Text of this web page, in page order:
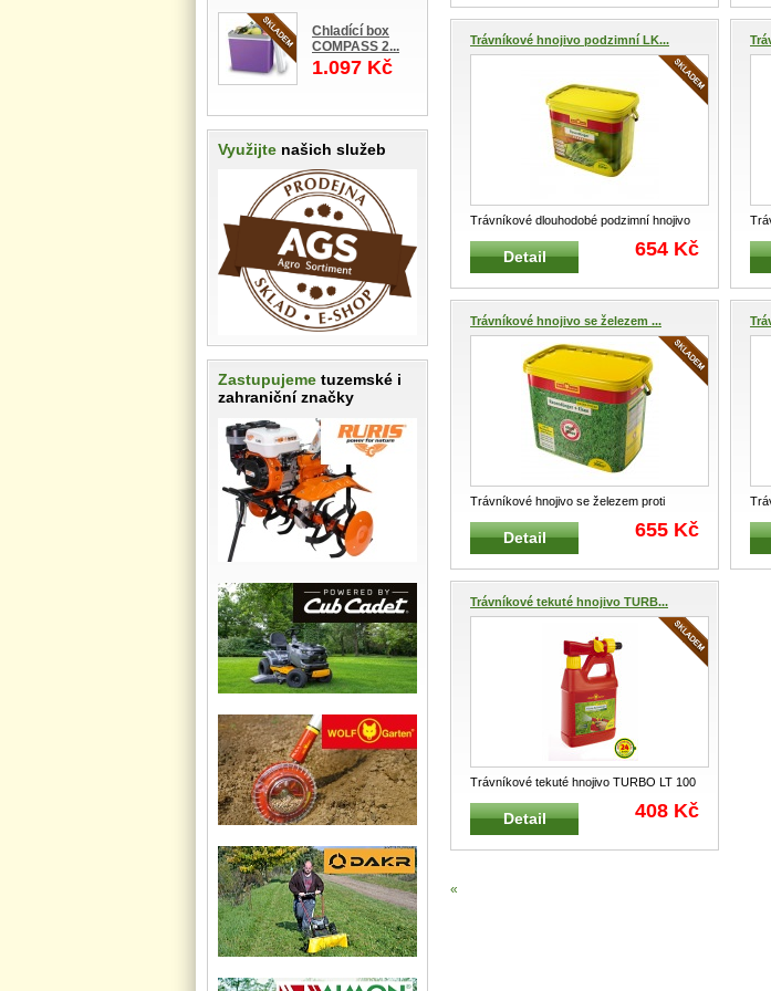
Chladící box
COMPASS 2...
1.097 Kč
Využijte našich služeb
Zastupujeme tuzemské i
zahraniční značky
Trávníkové hnojivo podzimní LK...
Trávníkové dlouhodobé podzimní hnojivo
LK-B 250 WOLF-Garten 6,25 kg na 250...
Detail 654 Kč
LK-
Trávníkové hnojivo se železem ...
Trávníkové hnojivo se železem proti
mechu L-PM 300 WOLF-Garten 7,5 kg na
300...Detail 655 Kč
m²
Trávníkové tekuté hnojivo TURB...
Trávníkové tekuté hnojivo TURBO LT 100
B WOLF-GARTEN aplikátor 1L na 100 m²
...
Detail 408 Kč
«